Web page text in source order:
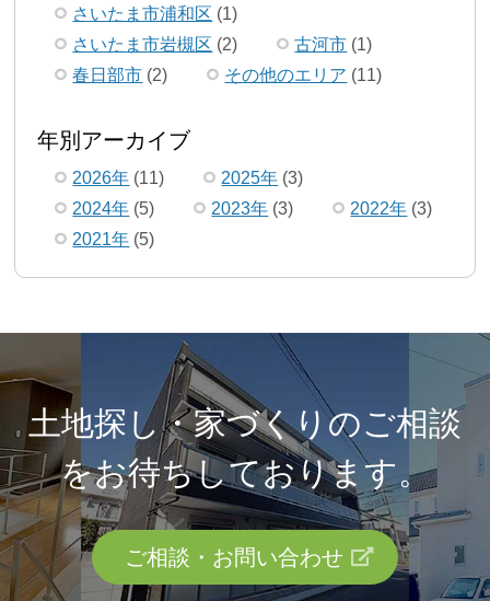
さいたま市浦和区 (1)
さいたま市岩槻区 (2) 古河市 (1)
春日部市 (2) その他のエリア (11)
年別アーカイブ
2026年 (11) 2025年 (3)
2024年 (5) 2023年 (3) 2022年 (3)
2021年 (5)
土地探し・家づくりのご相談
をお待ちしております。
ご相談・お問い合わせ